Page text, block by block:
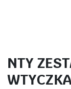
NTY